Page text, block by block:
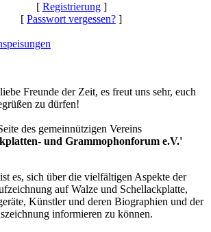
[ Registrierung]
[ Passwort vergessen? ]
Freunde der Zeit, es freut uns sehr, euch
zu dürfen!
des gemeinnützigen Vereins
und Grammophonforum e.V.'
es, sich über die vielfältigen Aspekte der
auf Walze und Schellackplatte,
Künstler und deren Biographien und der
informieren zu können.